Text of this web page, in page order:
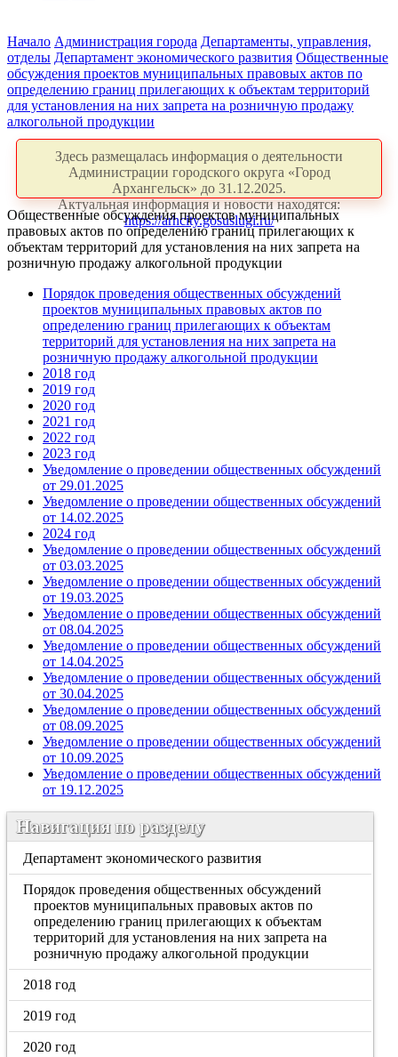
Начало Администрация города Департаменты, управления,
отделы Департамент экономического развития Общественные
обсуждения проектов муниципальных правовых актов по
определению границ прилегающих к объектам территорий
для установления на них запрета на розничную продажу
алкогольной продукции
Здесь размещалась информация о деятельности
Администрации городского округа «Город
Архангельск» до 31.12.2025.
Актуальная информация и новости находятся:
https://arhcity.gosuslugi.ru/
Общественные обсуждения проектов муниципальных
правовых актов по определению границ прилегающих к
объектам территорий для установления на них запрета на
розничную продажу алкогольной продукции
Порядок проведения общественных обсуждений
проектов муниципальных правовых актов по
определению границ прилегающих к объектам
территорий для установления на них запрета на
розничную продажу алкогольной продукции
2018 год
2019 год
2020 год
2021 год
2022 год
2023 год
Уведомление о проведении общественных обсуждений
от 29.01.2025
Уведомление о проведении общественных обсуждений
от 14.02.2025
2024 год
Уведомление о проведении общественных обсуждений
от 03.03.2025
Уведомление о проведении общественных обсуждений
от 19.03.2025
Уведомление о проведении общественных обсуждений
от 08.04.2025
Уведомление о проведении общественных обсуждений
от 14.04.2025
Уведомление о проведении общественных обсуждений
от 30.04.2025
Уведомление о проведении общественных обсуждений
от 08.09.2025
Уведомление о проведении общественных обсуждений
от 10.09.2025
Уведомление о проведении общественных обсуждений
от 19.12.2025
Навигация по разделу
Департамент экономического развития
Порядок проведения общественных обсуждений
проектов муниципальных правовых актов по
определению границ прилегающих к объектам
территорий для установления на них запрета на
розничную продажу алкогольной продукции
2018 год
2019 год
2020 год